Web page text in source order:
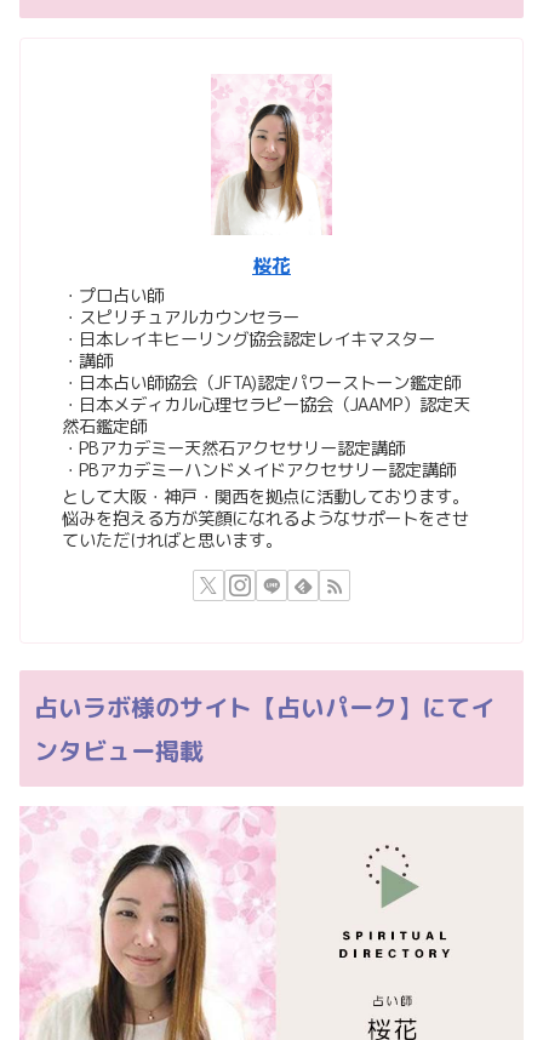
桜花
・プロ占い師
・スピリチュアルカウンセラー
・日本レイキヒーリング協会認定レイキマスター
・講師
・日本占い師協会（JFTA)認定パワーストーン鑑定師
・日本メディカル心理セラピー協会（JAAMP）認定天
然石鑑定師
・PBアカデミー天然石アクセサリー認定講師
・PBアカデミーハンドメイドアクセサリー認定講師
として大阪・神戸・関西を拠点に活動しております。
悩みを抱える方が笑顔になれるようなサポートをさせ
ていただければと思います。
占いラボ様のサイト【占いパーク】にてイ
ンタビュー掲載